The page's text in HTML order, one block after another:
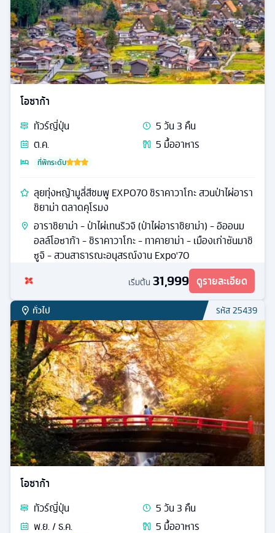
โอซาก้า
ทัวร์ญี่ปุ่น 5วัน3 คืน
ต.ค.
5 มื้ออาหาร
ที่พักระดับ
ลุยทุ่งหญ้ามูลี่สีชมพู EXPO70 ชิราคาวาโกะ สวนป่าไผ่อารา
ชิยาม่า ตลาดคุโรมง
อาราชิยาม่า - ป่าไผ่เทนริวจิ (ป่าไผ่อาราชิยาม่า) - อิออนม
อลล์โอซาก้า - ชิราคาวาโกะ - ทาคายาม่า - เมืองเก่าซันมาชิ
ซูจิ - สวนสาธารณะอนุสรณ์งาน Expo'70
เริ่มต้น 31,999 ดูรายละเอียด
ทั่วไป รหัส25439
โอซาก้า
ทัวร์ญี่ปุ่น 5วัน3 คืน
พ.ย. / ธ.ค.
5 มื้ออาหาร